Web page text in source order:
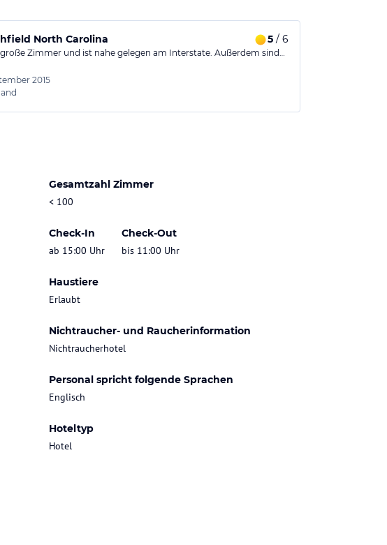
North Carolina 5 / 6
Zimmer und ist nahe gelegen am Interstate. Außerdem sind…
2015
Gesamtzahl Zimmer
< 100
Check-In
ab 15:00 Uhr
Check-Out
bis 11:00 Uhr
Haustiere
Erlaubt
Nichtraucher- und Raucherinformation
Nichtraucherhotel
Personal spricht folgende Sprachen
Englisch
Hoteltyp
Hotel